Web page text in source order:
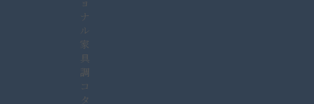
ナ
ル
家
具
調
コ
タ